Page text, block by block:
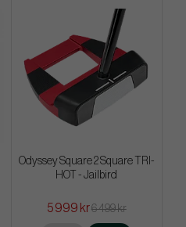
Odyssey Square 2 Square TRI-
HOT - Jailbird
5 999 kr6 499 kr